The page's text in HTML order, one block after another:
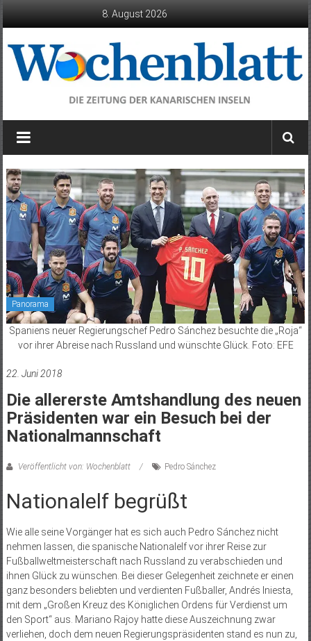
8. August 2026
Wochenblatt
die
der
Kanarischen
Inseln
Panorama
Spaniens neuer Regierungschef Pedro Sánchez besuchte die „Roja“
vor ihrer Abreise nach Russland und wünschte Glück. Foto: EFE
22. Juni 2018
Die allererste Amtshandlung des neuen
Präsidenten war ein Besuch bei der
Nationalmannschaft
Veröffentlicht von: Wochenblatt Pedro Sánchez
Nationalelf begrüßt
Wie alle seine Vorgänger hat es sich auch Pedro Sánchez nicht
nehmen lassen, die spanische Nationalelf vor ihrer Reise zur
Fußballweltmeisterschaft nach Russland zu verabschieden und
ihnen Glück zu wünschen. Bei dieser Gelegenheit zeichnete er einen
ganz besonders beliebten und verdienten Fußballer, Andrés Iniesta,
mit dem „Großen Kreuz des Königlichen Ordens für Verdienst um
den Sport“ aus. Mariano Rajoy hatte diese Auszeichnung zwar
verliehen, doch dem neuen Regierungspräsidenten stand es nun zu,